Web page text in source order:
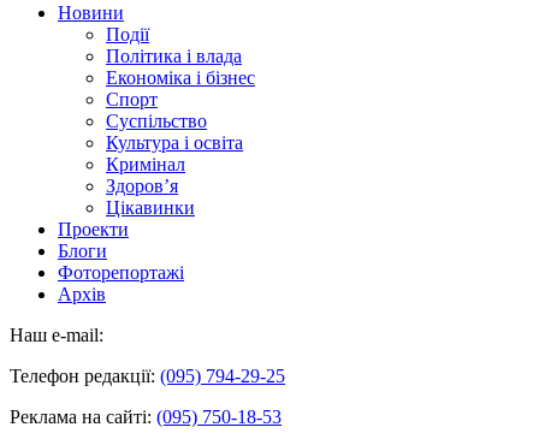
Новини
Події
Політика і влада
Економіка і бізнес
Спорт
Суспільство
Культура і освіта
Кримінал
Здоров’я
Цікавинки
Проекти
Блоги
Фоторепортажі
Архів
Наш e-mail:
Телефон редакції: (095) 794-29-25
Реклама на сайті: (095) 750-18-53